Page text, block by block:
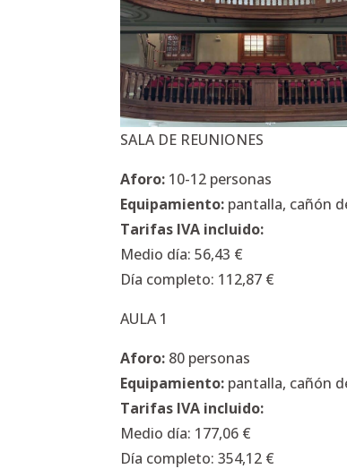
SALA DE REUNIONES
Aforo: 10-12 personas
Equipamiento: pantalla, cañón
Tarifas IVA incluido:
Medio día: 56,43 €
Día completo: 112,87 €
AULA 1
Aforo: 80 personas
Equipamiento: pantalla, cañón
Tarifas IVA incluido:
Medio día: 177,06 €
Día completo: 354,12 €